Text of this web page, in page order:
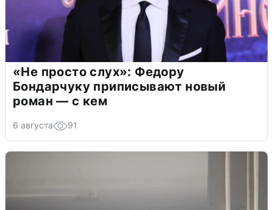
«Не просто слух»: Федору
Бондарчуку приписывают новый
роман — с кем
6 августа 91